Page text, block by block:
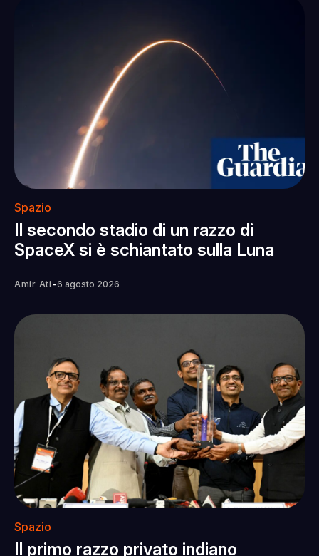
Spazio
Il secondo stadio di un razzo di
SpaceX si è schiantato sulla Luna
Amir Ati -6 agosto 2026
Spazio
Il primo razzo privato indiano